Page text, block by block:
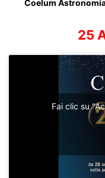
Coelum
25
Fai clic su